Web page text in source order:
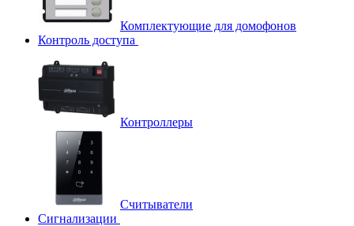
Комплектующие для домофонов
Контроль доступа
Контроллеры
Считыватели
Сигнализации